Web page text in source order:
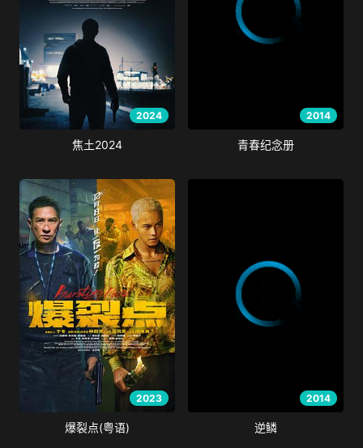
2024
焦土2024
2014
青春纪念册
2023
爆裂点(粤语)
2014
逆鳞